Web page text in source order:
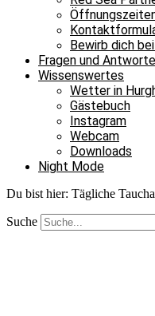
Bewirb dich
Fragen und
Wissenswertes
Wetter in
Gästebuch
Instagram
Webcam
Downloads
Night Mode
Du bist hier: Tägliche
Suche